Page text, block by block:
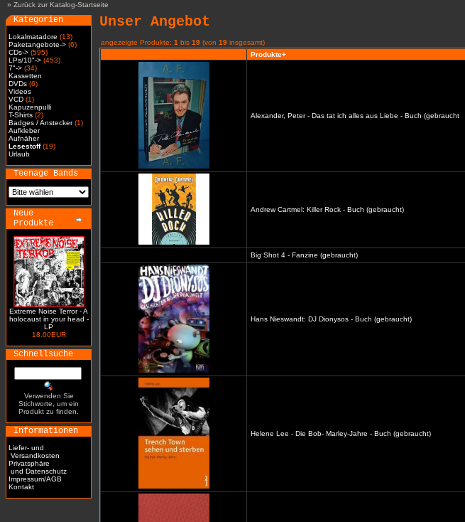
» Zurück zur Katalog-Startseite
Kategorien
Lokalmatadore (13)
Paketangebote-> (6)
CDs-> (595)
LPs/10"-> (453)
7"-> (34)
Kassetten
DVDs (6)
Videos
VCD (1)
Kapuzenpulli
T-Shirts (2)
Badges / Anstecker(1)
Aufkleber
Aufnäher
Lesestoff(19)
Urlaub
Teenage Bands
Neue
Produkte
Extreme Noise Terror - A
holocaust in your head -
LP
18.00EUR
Schnellsuche
Verwenden Sie
Stichworte, um ein
Produkt zu finden.
Informationen
Liefer- und
Versandkosten
Privatsphäre
und Datenschutz
Impressum/AGB
Kontakt
Unser Angebot
angezeigte Produkte: 1 bis 19 (von 19 insgesamt)
Produkte+
Alexander, Peter - Das tat ich alles aus Liebe - Buch (gebraucht
Andrew Cartmel: Killer Rock - Buch (gebraucht)
Big Shot 4 - Fanzine (gebraucht)
Hans Nieswandt: DJ Dionysos - Buch (gebraucht)
Helene Lee - Die Bob- Marley-Jahre - Buch (gebraucht)